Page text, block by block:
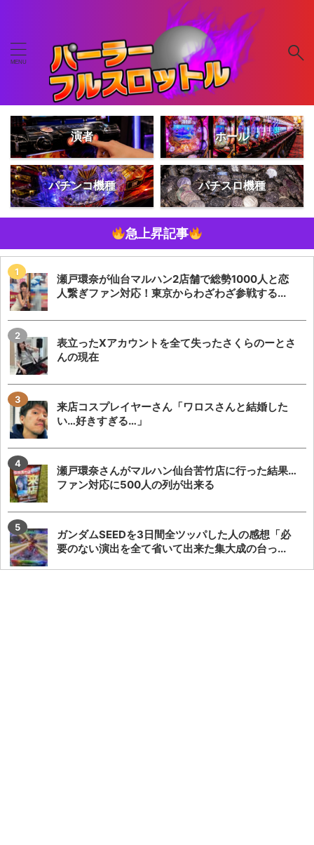
演者 ホール
パチンコ機種 パチスロ機種
急上昇記事
瀬戸環奈が仙台マルハン2店舗で総勢1000人と恋
人繋ぎファン対応！東京からわざわざ参戦する...
表立ったXアカウントを全て失ったさくらのーとさ
んの現在
来店コスプレイヤーさん「ワロスさんと結婚した
い…好きすぎる…」
瀬戸環奈さんがマルハン仙台苦竹店に行った結果…
ファン対応に500人の列が出来る
ガンダムSEEDを3日間全ツッパした人の感想「必
要のない演出を全て省いて出来た集大成の台っ...